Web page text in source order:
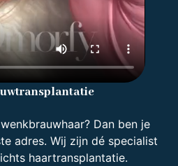
transplantatie
Dan ben je
adres. Wij zijn dé specialist
haartransplantatie.